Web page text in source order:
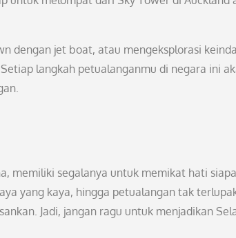
dengan jet boat, atau mengeksplorasi
langkah petualanganmu di negara ini
memiliki segalanya untuk memikat hati
yang kaya, hingga petualangan tak
Jadi, jangan ragu untuk menjadikan